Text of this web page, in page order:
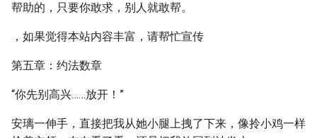
帮助的，只要你敢求，别人就敢帮。
，如果觉得本站内容丰富，请帮忙宣传
第五章：约法数章
“你先别高兴……放开！”
安璃一伸手，直接把我从她小腿上拽了下来，像拎小鸡一样